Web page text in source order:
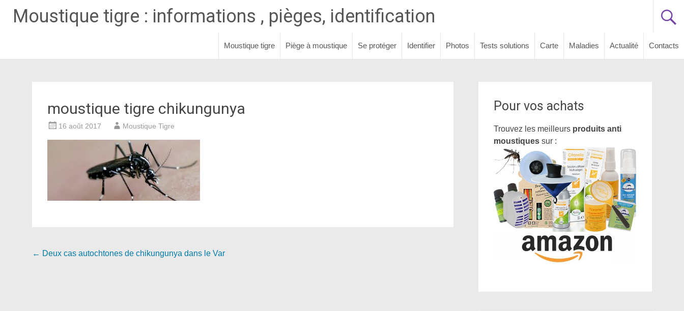
Moustique tigre : informations , pièges, identification
Moustique tigre Piège à moustique Se protéger Identifier Photos Tests solutions Carte Maladies Actualité Contacts
moustique tigre chikungunya
16 août 2017 Moustique Tigre
Navigation
← Deux cas autochtones de chikungunya dans le Var
Pour vos achats
Trouvez les meilleurs produits anti
moustiquessur :